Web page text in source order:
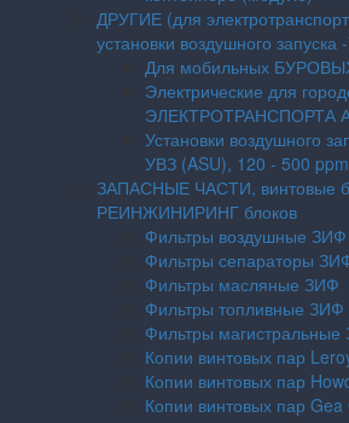
ДРУГИЕ (для
установки воздушного запуска
Для мобильных
Электрические для
ЭЛЕКТРОТРАНСПОРТА
Установки воздушного
УВЗ (ASU), 120 - 500 ppm
ЗАПАСНЫЕ ЧАСТИ, винтовые
РЕИНЖИНИРИНГ блоков
Фильтры воздушные ЗИФ
Фильтры сепараторы
Фильтры масляные ЗИФ
Фильтры топливные ЗИФ
Фильтры
Копии винтовых пар
Копии винтовых пар
Копии винтовых пар Gea